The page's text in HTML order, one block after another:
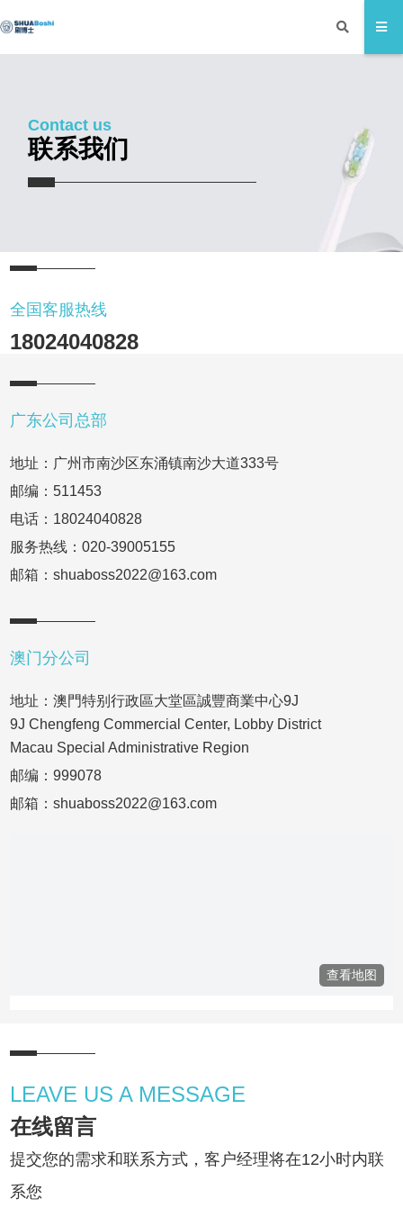
Contact us
联系我们
全国客服热线
18024040828
广东公司总部
地址：广州市南沙区东涌镇南沙大道333号
邮编：511453
电话：18024040828
服务热线：020-39005155
邮箱：shuaboss2022@163.com
澳门分公司
地址：澳門特别行政區大堂區誠豐商業中心9J
9J Chengfeng Commercial Center, Lobby District
Macau Special Administrative Region
邮编：999078
邮箱：shuaboss2022@163.com
LEAVE US A MESSAGE
在线留言
提交您的需求和联系方式，客户经理将在12小时内联
系您